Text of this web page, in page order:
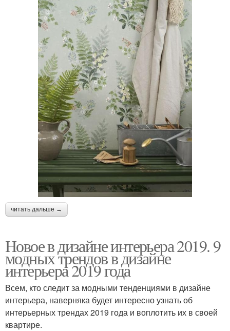
читать дальше →
Новое в дизайне интерьера 2019. 9
модных трендов в дизайне
интерьера 2019 года
Всем, кто следит за модными тенденциями в дизайне
интерьера, наверняка будет интересно узнать об
интерьерных трендах 2019 года и воплотить их в своей
квартире.